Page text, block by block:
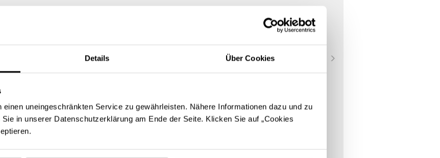
Details Über Cookies
uneingeschränkten Service zu gewährleisten. Nähere Informationen dazu und zu
in unserer Datenschutzerklärung am Ende der Seite. Klicken Sie auf „Cookies